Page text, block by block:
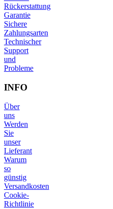
Rückerstattung
Garantie
Sichere
Zahlungsarten
Technischer
Support
und
Probleme
INFO
Über
uns
Werden
Sie
unser
Lieferant
Warum
so
günstig
Versandkosten
Cookie-
Richtlinie